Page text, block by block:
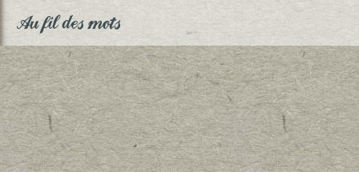
Au fil des mots